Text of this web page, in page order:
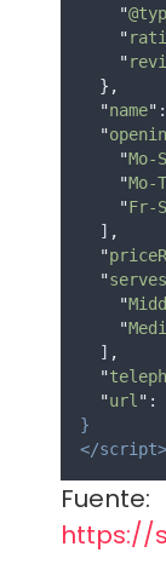
"
"
"
},
"name" :
"
"Mo-
"Mo-
"Fr-
  ]
,
"
"
"
"
  ]
,
"
"url " :
}
</script>
Fuente:
https://